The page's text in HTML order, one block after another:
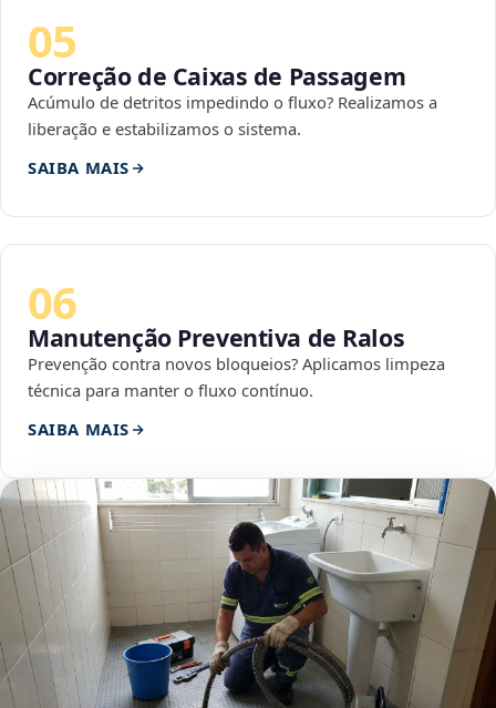
05
Correção de Caixas de Passagem
Acúmulo de detritos impedindo o fluxo? Realizamos a
liberação e estabilizamos o sistema.
SAIBA MAIS
06
Manutenção Preventiva de Ralos
Prevenção contra novos bloqueios? Aplicamos limpeza
técnica para manter o fluxo contínuo.
SAIBA MAIS